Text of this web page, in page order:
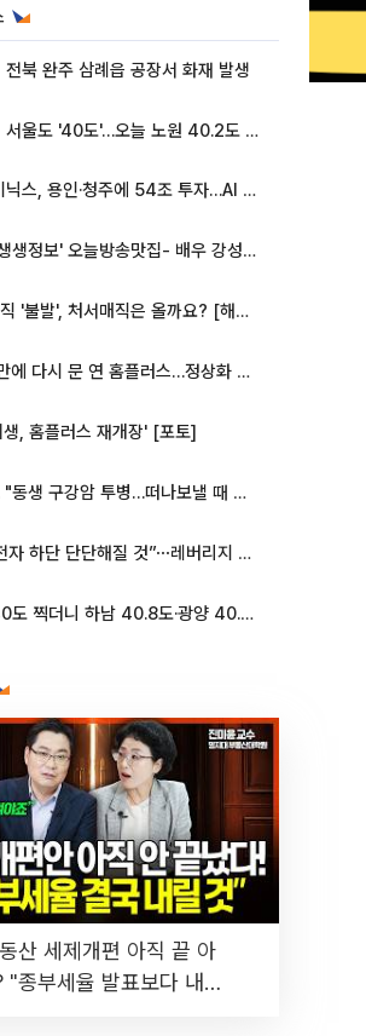
전북 완주 삼례읍 공장서 화재 발생
서울도 '40도'…오늘 노원 40.2도 기록
SK하이닉스, 용인·청주에 54조 투자…AI 메모리 생산기지 키운다
'2TV 생생정보' 오늘방송맛집- 배우 강성진 단골! 쌀국수ㆍ푸팟퐁 커리 맛집 '블○○○'
입추매직 '불발', 처서매직은 올까요? [해시태그]
22일 만에 다시 문 연 홈플러스…정상화 바쁜데 재고 없어 ‘발동동’[가보니]
생, 홈플러스 재개장' [포토]
차인표 "동생 구강암 투병…떠나보낼 때 가장 힘들었다”
“삼성전자 하단 단단해질 것”⋯레버리지 규제에 쏠림 완화 [찐코노미]
서울 40도 찍더니 하남 40.8도·광양 40.2도…전국 '펄펄'
산 세제개편 아직 끝 아
"종부세율 발표보다 내릴